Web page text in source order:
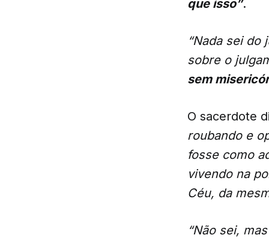
que isso”.
“Nada sei
sobre o
sem
O sacerdote
roubando e
fosse como
vivendo na
Céu, da
“Não sei,